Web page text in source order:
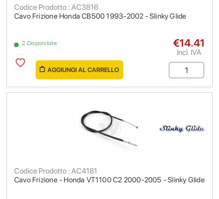
Cavo Frizione Honda CB500 1993-2002 - Slinky Glide
Codice Prodotto : AC3816
2 Disponibile €14.41
Incl. IVA
AGGIUNGI AL CARRELLO
Cavo Frizione - Honda VT1100 C2 2000-2005 - Slinky Glide
Codice Prodotto : AC4181